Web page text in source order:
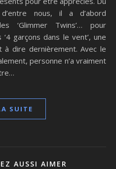
nous, il a d’abord
‘Glimmer Twins’… pour
garçons dans le vent’, une
à dire dernièrement. Avec le
personne n’a vraiment
SUITE
AUSSI AIMER